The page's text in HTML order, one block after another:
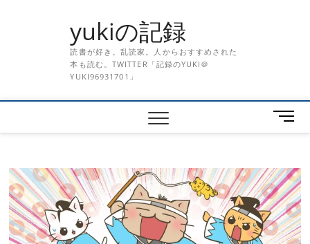
yukiの記録
読書が好き。乱読家。人からおすすめされた
本も読む。TWITTER「記録のYUKI＠
YUKI96931701」
メ
ニ
ボ
タ
ン